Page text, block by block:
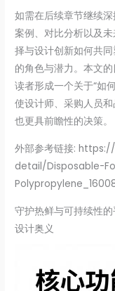
如需在后续章节继续
案例、对比分析以及
择与设计创新如何共
的角色与潜力。本文
读者形成一个关于“如
使设计师、采购人员和
也更具前瞻性的决策。
外部参考链接:
detail/Disposable-
守护热鲜与可持续性
设计奥义